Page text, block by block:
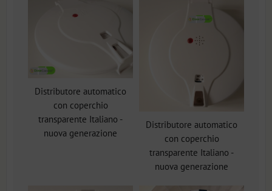
Distributore automatico
con coperchio
transparente Italiano -
nuova generazione
Distributore automatico
con coperchio
transparente Italiano -
nuova generazione